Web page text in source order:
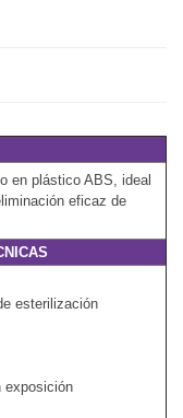
en plástico ABS, ideal
eficaz de
esterilización
exposición